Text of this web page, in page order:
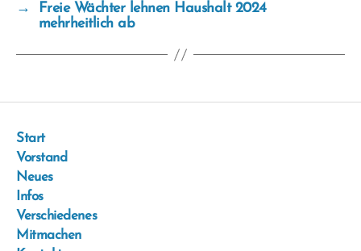
→
Freie Wächter lehnen Haushalt 2024
mehrheitlich ab
Start
Vorstand
Neues
Infos
Verschiedenes
Mitmachen